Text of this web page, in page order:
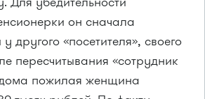
он сначала
другого «посетителя», своего
пересчитывания «сотрудник
пожилая женщина